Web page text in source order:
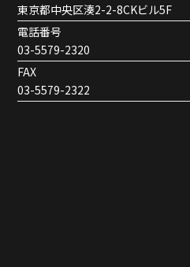
東京都中央区湊2-2-8CKビル5F
電話番号
03-5579-2320
FAX
03-5579-2322